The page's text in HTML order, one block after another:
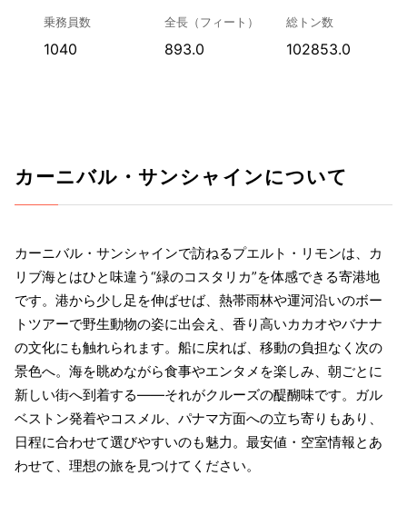
乗務員数
1040
全長（フィート）
893.0
総トン数
102853.0
カーニバル・サンシャインについて
カーニバル・サンシャインで訪ねるプエルト・リモンは、カ
リブ海とはひと味違う“緑のコスタリカ”を体感できる寄港地
です。港から少し足を伸ばせば、熱帯雨林や運河沿いのボー
トツアーで野生動物の姿に出会え、香り高いカカオやバナナ
の文化にも触れられます。船に戻れば、移動の負担なく次の
景色へ。海を眺めながら食事やエンタメを楽しみ、朝ごとに
新しい街へ到着する――それがクルーズの醍醐味です。ガル
ベストン発着やコスメル、パナマ方面への立ち寄りもあり、
日程に合わせて選びやすいのも魅力。最安値・空室情報とあ
わせて、理想の旅を見つけてください。